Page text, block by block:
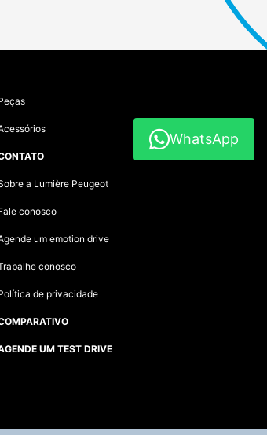
a Lumière Peugeot
conosco
um emotion drive
conosco
de privacidade
UM TEST DRIVE
WhatsApp